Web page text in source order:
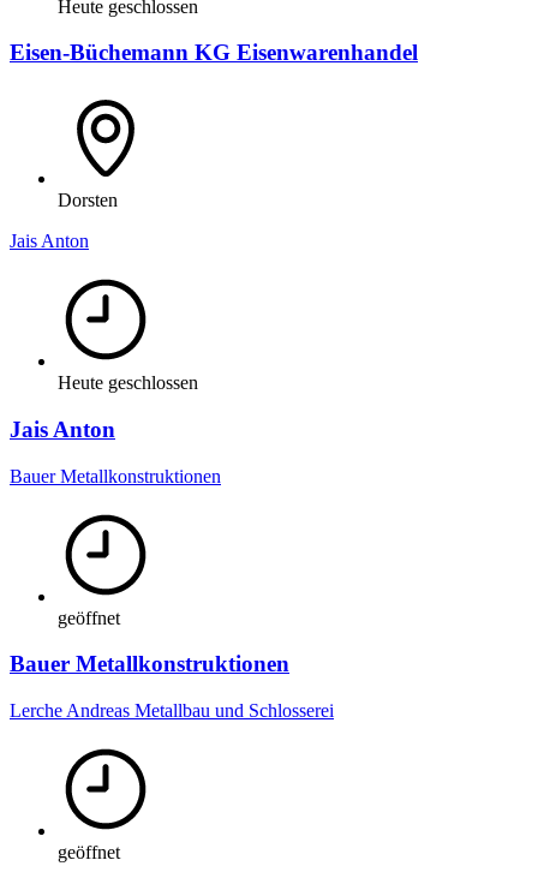
Heute geschlossen
Eisen-Büchemann KG Eisenwarenhandel
Dorsten
Jais Anton
Heute geschlossen
Jais Anton
Bauer Metallkonstruktionen
geöffnet
Bauer Metallkonstruktionen
Lerche Andreas Metallbau und Schlosserei
geöffnet